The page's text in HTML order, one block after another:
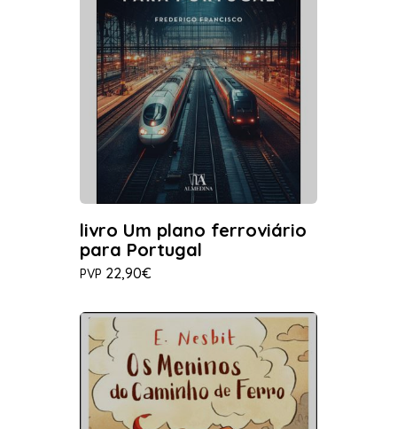
livro Um plano ferroviário
para Portugal
PVP 22,90€